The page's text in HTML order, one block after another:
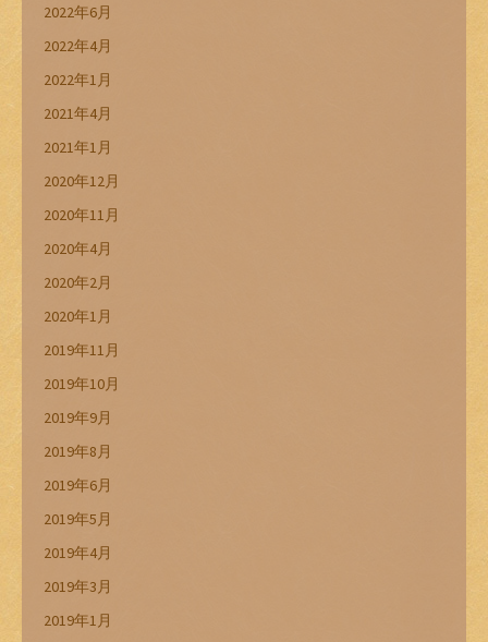
2022年6月
2022年4月
2022年1月
2021年4月
2021年1月
2020年12月
2020年11月
2020年4月
2020年2月
2020年1月
2019年11月
2019年10月
2019年9月
2019年8月
2019年6月
2019年5月
2019年4月
2019年3月
2019年1月